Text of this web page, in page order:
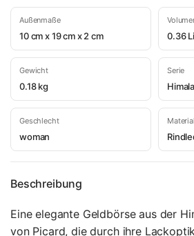
Außenmaße
10 cm x 19 cm x 2 cm 0.36
Gewicht
0.18 kg
Serie
Geschlecht
woman
Material
Beschreibung
Eine elegante Geldbörse aus der
von Picard, die durch ihre